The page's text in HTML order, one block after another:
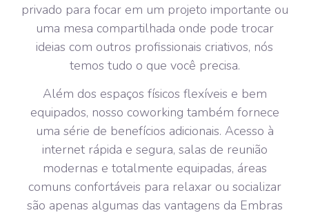
privado para focar em um projeto importante ou
uma mesa compartilhada onde pode trocar
ideias com outros profissionais criativos, nós
temos tudo o que você precisa.
Além dos espaços físicos flexíveis e bem
equipados, nosso coworking também fornece
uma série de benefícios adicionais. Acesso à
internet rápida e segura, salas de reunião
modernas e totalmente equipadas, áreas
comuns confortáveis para relaxar ou socializar
são apenas algumas das vantagens da Embras